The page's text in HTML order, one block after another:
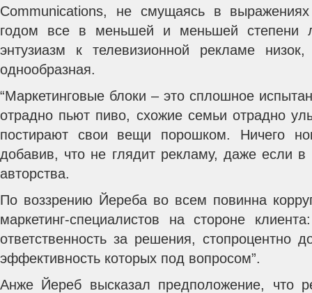
Communications, не смущаясь в
годом все в меньшей и меньшей степени
энтузиазм к телевизионной рекламе
однообразная.
“Маркетинговые блоки – это сплошное
отрадно пьют пиво, схожие семьи отрадно
постирают свои вещи порошком. Ничего
добавив, что не глядит рекламу, даже если в
авторства.
По воззрению Йереба во всем повинна
маркетинг-специалистов на стороне
ответственность за решения, стопроцентно
эффективность которых под вопросом”.
Анже Йереб высказал предположение, что